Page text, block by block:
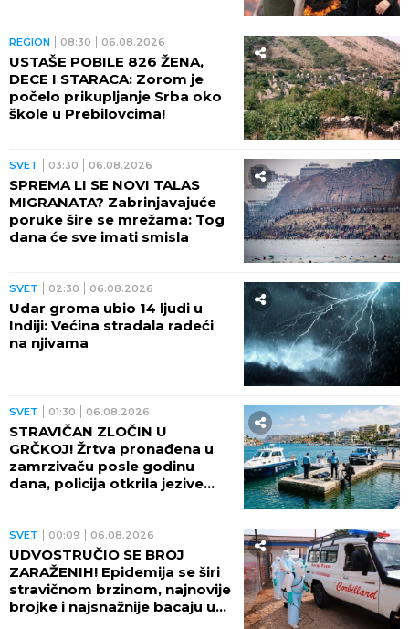
REGION 08:30 06.08.2026
USTAŠE POBILE 826 ŽENA,
DECE I STARACA: Zorom je
počelo prikupljanje Srba oko
škole u Prebilovcima!
SVET 03:30 06.08.2026
SPREMA LI SE NOVI TALAS
MIGRANATA? Zabrinjavajuće
poruke šire se mrežama: Tog
dana će sve imati smisla
SVET 02:30 06.08.2026
Udar groma ubio 14 ljudi u
Indiji: Većina stradala radeći
na njivama
SVET 01:30 06.08.2026
STRAVIČAN ZLOČIN U
GRČKOJ! Žrtva pronađena u
zamrzivaču posle godinu
dana, policija otkrila jezive
SVET 00:09 06.08.2026
UDVOSTRUČIO SE BROJ
ZARAŽENIH! Epidemija se širi
stravičnom brzinom, najnovije
brojke i najsnažnije bacaju u